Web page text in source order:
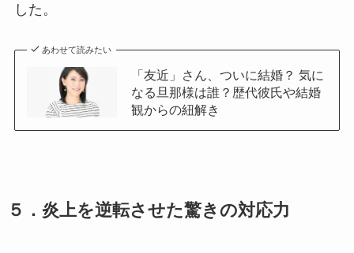
した。
あわせて読みたい
「友近」さん、ついに結婚？ 気に
なる旦那様は誰？歴代彼氏や結婚
観からの紐解き
５． 炎上を逆転させた驚きの対応力